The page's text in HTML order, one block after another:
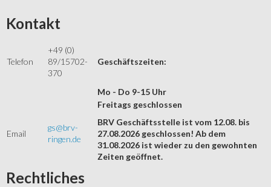
Kontakt
Telefon
+49 (0)
89/15702-
370
Geschäftszeiten:
Mo - Do 9-15 Uhr
Email
gs@brv-
ringen.de
Freitags geschlossen
BRV Geschäftsstelle ist vom 12.08. bis
27.08.2026 geschlossen! Ab dem
31.08.2026 ist wieder zu den gewohnten
Zeiten geöffnet.
Rechtliches